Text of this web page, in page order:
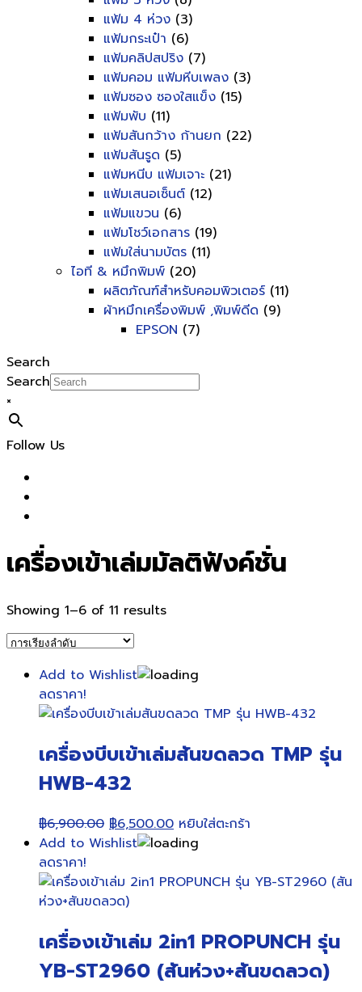
แฟ้ม 4 ห่วง (3)
แฟ้มกระเป๋า (6)
แฟ้มคลิปสปริง (7)
แฟ้มคอม แฟ้มหีบเพลง (3)
แฟ้มซอง ซองใสแข็ง (15)
แฟ้มพับ (11)
แฟ้มสันกว้าง ก้านยก (22)
แฟ้มสันรูด (5)
แฟ้มหนีบ แฟ้มเจาะ (21)
แฟ้มเสนอเซ็นต์ (12)
แฟ้มแขวน (6)
แฟ้มโชว์เอกสาร (19)
แฟ้มใส่นามบัตร (11)
ไอที & หมึกพิมพ์ (20)
ผลิตภัณฑ์สำหรับคอมพิวเตอร์ (11)
ผ้าหมึกเครื่องพิมพ์ ,พิมพ์ดีด (9)
EPSON (7)
Search
Search
×
Follow Us
เครื่องเข้าเล่มมัลติฟังค์ชั่น
Showing 1–6 of 11 results
Add to Wishlist
ลดราคา!
เครื่องบีบเข้าเล่มสันขดลวด TMP รุ่น
HWB-432
฿6,900.00 Original
price
฿6,900.00.
฿6,500.00Current
price
฿6,500.00.
หยิบใส่ตะกร้า
Add to Wishlist
ลดราคา!
เครื่องเข้าเล่ม 2in1 PROPUNCH รุ่น
YB-ST2960 (สันห่วง+สันขดลวด)